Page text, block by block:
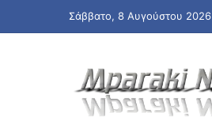
Σάββατο, 8 Αυγούστου 2026